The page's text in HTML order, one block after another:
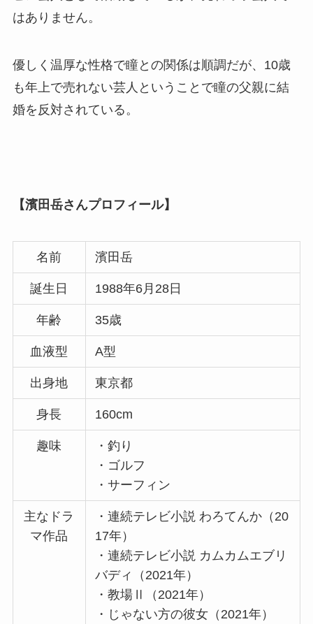
はありません。
優しく温厚な性格で瞳との関係は順調だが、10歳
も年上で売れない芸人ということで瞳の父親に結
婚を反対されている。
【濱田岳さんプロフィール】
名前 濱田岳
誕生日 1988年6月28日
年齢 35歳
血液型 A型
出身地 東京都
身長 160cm
趣味
・釣り
・ゴルフ
・サーフィン
主なドラ
マ作品
・連続テレビ小説 わろてんか（20
17年）
・連続テレビ小説 カムカムエブリ
バディ（2021年）
・教場Ⅱ（2021年）
・じゃない方の彼女（2021年）